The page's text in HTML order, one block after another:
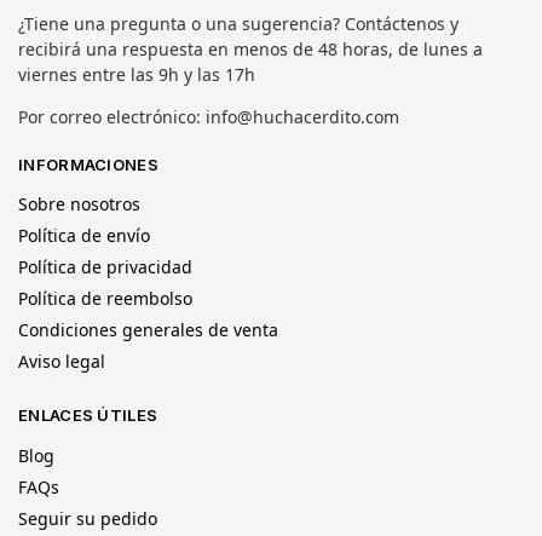
¿Tiene una pregunta o una sugerencia? Contáctenos y
recibirá una respuesta en menos de 48 horas, de lunes a
viernes entre las 9h y las 17h
Por correo electrónico: info@huchacerdito.com
INFORMACIONES
Sobre nosotros
Política de envío
Política de privacidad
Política de reembolso
Condiciones generales de venta
Aviso legal
ENLACES ÚTILES
Blog
FAQs
Seguir su pedido